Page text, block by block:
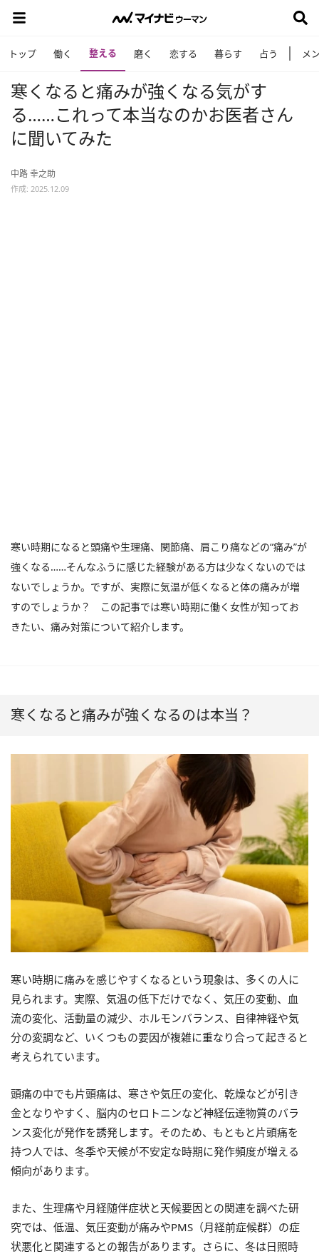
トップ 働く 整える 磨く 恋する 暮らす 占う メ
寒くなると痛みが強くなる気がす
る……これって本当なのかお医者さん
に聞いてみた
中路 幸之助
作成: 2025.12.09
寒い時期になると頭痛や生理痛、関節痛、肩こり痛などの“痛み”が
強くなる……そんなふうに感じた経験がある方は少なくないのでは
ないでしょうか。ですが、実際に気温が低くなると体の痛みが増
すのでしょうか？ この記事では寒い時期に働く女性が知ってお
きたい、痛み対策について紹介します。
寒くなると痛みが強くなるのは本当？
寒い時期に痛みを感じやすくなるという現象は、多くの人に
見られます。実際、気温の低下だけでなく、気圧の変動、血
流の変化、活動量の減少、ホルモンバランス、自律神経や気
分の変調など、いくつもの要因が複雑に重なり合って起きると
考えられています。
頭痛の中でも片頭痛は、寒さや気圧の変化、乾燥などが引き
金となりやすく、脳内のセロトニンなど神経伝達物質のバラ
ンス変化が発作を誘発します。そのため、もともと片頭痛を
持つ人では、冬季や天候が不安定な時期に発作頻度が増える
傾向があります。
また、生理痛や月経随伴症状と天候要因との関連を調べた研
究では、低温、気圧変動が痛みやPMS（⽉経前症候群）の症
状悪化と関連するとの報告があります。さらに、冬は日照時